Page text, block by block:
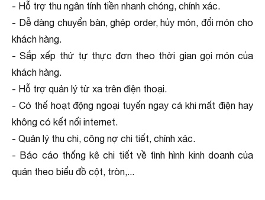
- Hỗ trợ thu ngân tính tiền nhanh chóng, chính xác.
- Dễ dàng chuyển bàn, ghép order, hủy món, đổi món cho
khách hàng.
- Sắp xếp thứ tự thực đơn theo thời gian gọi món của
khách hàng.
- Hỗ trợ quản lý từ xa trên điện thoại.
- Có thế hoạt động ngoại tuyến ngay cả khi mất điện hay
không có kết nối internet.
- Quản lý thu chi, công nợ chi tiết, chính xác.
- Báo cáo thống kê chi tiết về tình hình kinh doanh của
quán theo biểu đồ cột, tròn,...